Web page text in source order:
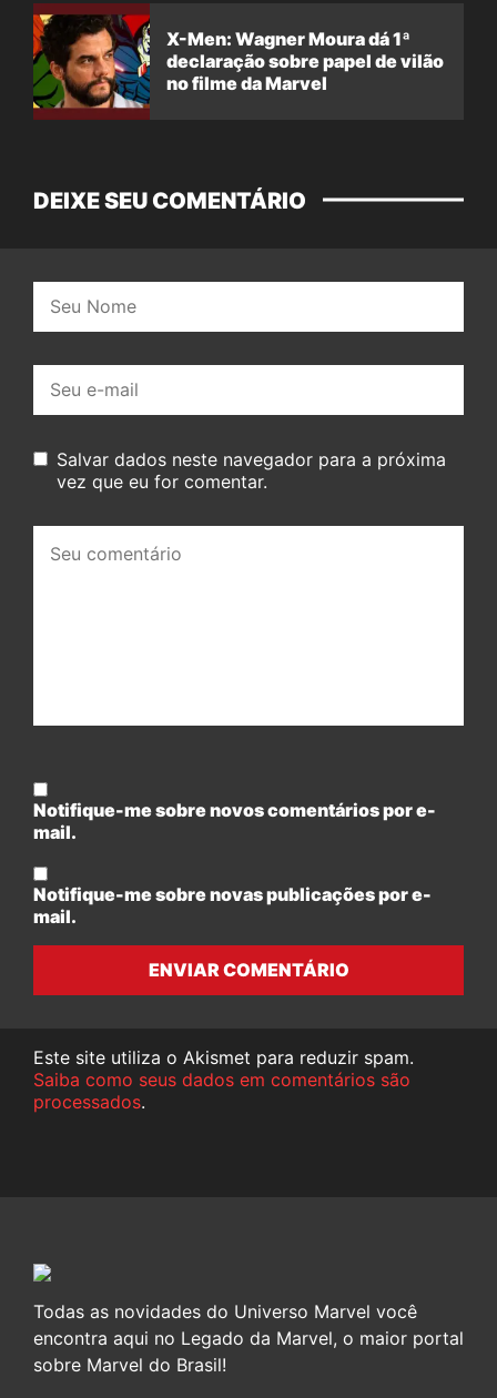
X-Men: Wagner Moura dá 1ª
declaração sobre papel de vilão
no filme da Marvel
DEIXE SEU COMENTÁRIO
mail:
Salvar dados neste navegador para a próxima
vez que eu for comentar.
comentário:
Notifique-me sobre novos comentários por e-
mail.
Notifique-me sobre novas publicações por e-
mail.
ENVIAR COMENTÁRIO
Este site utiliza o Akismet para reduzir spam.
Saiba como seus dados em comentários são
processados.
Todas as novidades do Universo Marvel você
encontra aqui no Legado da Marvel, o maior portal
sobre Marvel do Brasil!